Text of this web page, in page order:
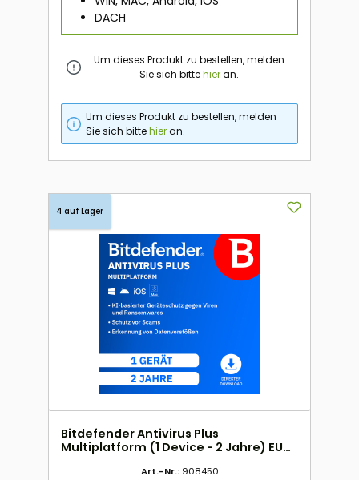
DACH
Um dieses Produkt zu bestellen, melden
Sie sich bittehieran.
Um dieses Produkt zu bestellen, melden
Sie sich bittehieran.
4 auf Lager
Bitdefender Antivirus Plus
Multiplatform (1 Device - 2 Jahre) EU
Art.-Nr.: 908450